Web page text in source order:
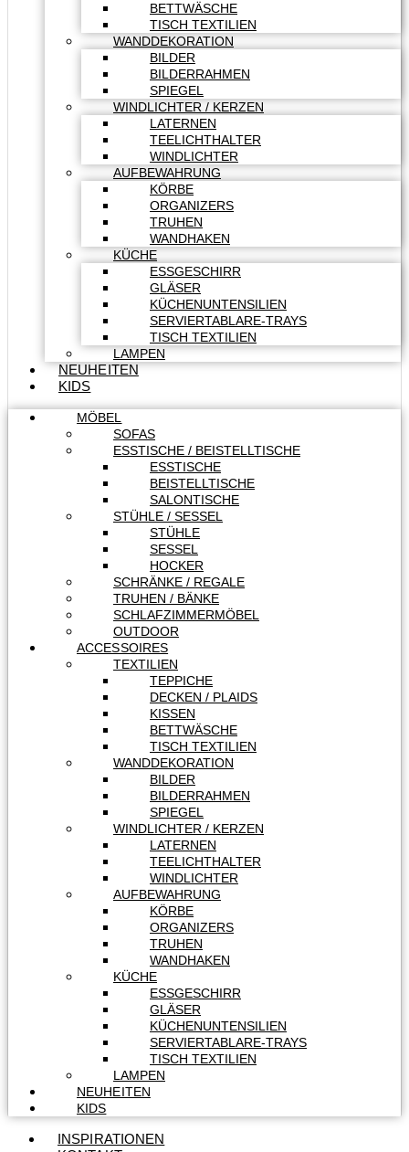
BETTWÄSCHE
TISCH TEXTILIEN
WANDDEKORATION
BILDER
BILDERRAHMEN
SPIEGEL
WINDLICHTER / KERZEN
LATERNEN
TEELICHTHALTER
WINDLICHTER
AUFBEWAHRUNG
KÖRBE
ORGANIZERS
TRUHEN
WANDHAKEN
KÜCHE
ESSGESCHIRR
GLÄSER
KÜCHENUNTENSILIEN
SERVIERTABLARE-TRAYS
TISCH TEXTILIEN
LAMPEN
NEUHEITEN
KIDS
MÖBEL
SOFAS
ESSTISCHE / BEISTELLTISCHE
ESSTISCHE
BEISTELLTISCHE
SALONTISCHE
STÜHLE / SESSEL
STÜHLE
SESSEL
HOCKER
SCHRÄNKE / REGALE
TRUHEN / BÄNKE
SCHLAFZIMMERMÖBEL
OUTDOOR
ACCESSOIRES
TEXTILIEN
TEPPICHE
DECKEN / PLAIDS
KISSEN
BETTWÄSCHE
TISCH TEXTILIEN
WANDDEKORATION
BILDER
BILDERRAHMEN
SPIEGEL
WINDLICHTER / KERZEN
LATERNEN
TEELICHTHALTER
WINDLICHTER
AUFBEWAHRUNG
KÖRBE
ORGANIZERS
TRUHEN
WANDHAKEN
KÜCHE
ESSGESCHIRR
GLÄSER
KÜCHENUNTENSILIEN
SERVIERTABLARE-TRAYS
TISCH TEXTILIEN
LAMPEN
NEUHEITEN
KIDS
INSPIRATIONEN